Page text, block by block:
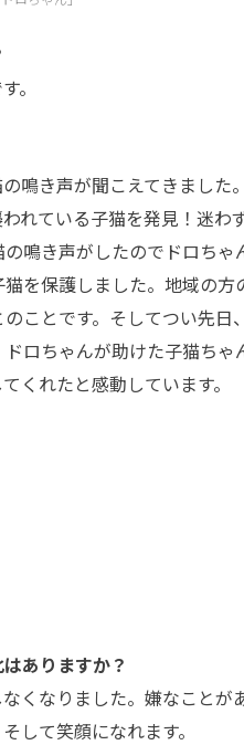
。
鳴き声が聞こえてきました
れている子猫を発見！迷わ
鳴き声がしたのでドロちゃ
を保護しました。地域の方
ことです。そしてつい先日
ロちゃんが助けた子猫ちゃ
くれたと感動しています。
ありますか？
くなりました。嫌なことが
して笑顔になれます。